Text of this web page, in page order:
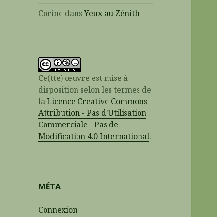
Corine dansYeux au Zénith
Ce(tte) œuvre est mise à
disposition selon les termes de
laLicence Creative Commons
Attribution - Pas d'Utilisation
Commerciale - Pas de
Modification 4.0 International.
MÉTA
Connexion